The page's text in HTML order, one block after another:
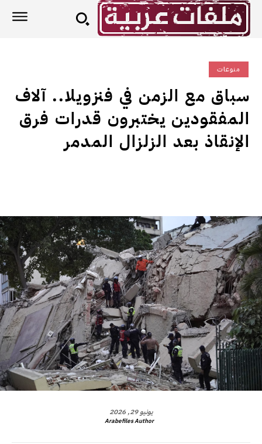
منوعات
سباق مع الزمن في فنزويلا.. آلاف
المفقودين يختبرون قدرات فرق
الإنقاذ بعد الزلزال المدمر
يونيو 29, 2026
Arabefiles Author